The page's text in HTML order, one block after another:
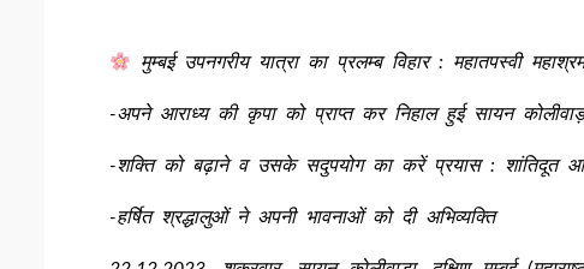
मुम्बई उपनगरीय यात्रा का प्रलम्ब विहार : महातपस्वी
-अपने आराध्य की कृपा को प्राप्त कर निहाल हुई सायन
-शक्ति को बढ़ाने व उसके सदुपयोग का करें प्रयास : शांतिदूत
-हर्षित श्रद्धालुओं ने अपनी भावनाओं को दी अभिव्यक्ति